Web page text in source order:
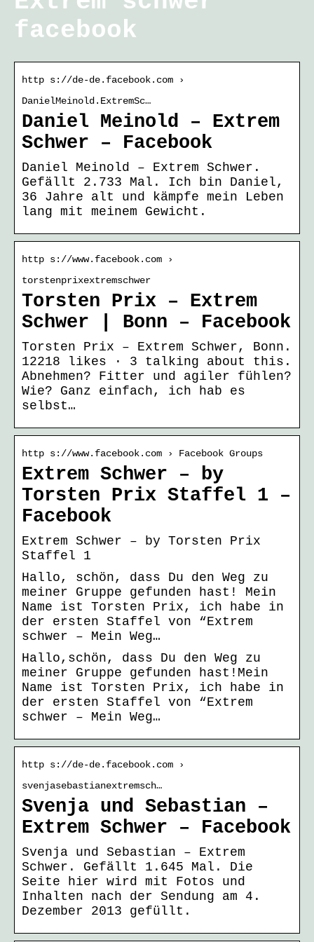
facebook
http s://de-de.facebook.com ›
DanielMeinold.ExtremSc…
Daniel Meinold – Extrem
Schwer – Facebook
Daniel Meinold – Extrem Schwer.
Gefällt 2.733 Mal. Ich bin Daniel,
36 Jahre alt und kämpfe mein Leben
lang mit meinem Gewicht.
http s://www.facebook.com ›
torstenprixextremschwer
Torsten Prix – Extrem
Schwer | Bonn – Facebook
Torsten Prix – Extrem Schwer, Bonn.
12218 likes · 3 talking about this.
Abnehmen? Fitter und agiler fühlen?
Wie? Ganz einfach, ich hab es
selbst…
http s://www.facebook.com › Facebook Groups
Extrem Schwer – by
Torsten Prix Staffel 1 –
Facebook
Extrem Schwer – by Torsten Prix
Staffel 1
Hallo, schön, dass Du den Weg zu
meiner Gruppe gefunden hast! Mein
Name ist Torsten Prix, ich habe in
der ersten Staffel von “Extrem
schwer – Mein Weg…
Hallo,schön, dass Du den Weg zu
meiner Gruppe gefunden hast!Mein
Name ist Torsten Prix, ich habe in
der ersten Staffel von “Extrem
schwer – Mein Weg…
http s://de-de.facebook.com ›
svenjasebastianextremsch…
Svenja und Sebastian –
Extrem Schwer – Facebook
Svenja und Sebastian – Extrem
Schwer. Gefällt 1.645 Mal. Die
Seite hier wird mit Fotos und
Inhalten nach der Sendung am 4.
Dezember 2013 gefüllt.